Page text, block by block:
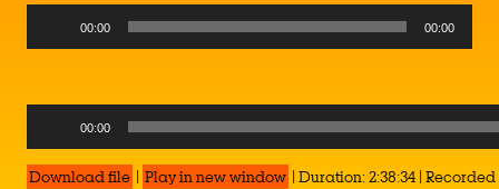
Player
00:00 00:00
00:00
Download file | Play in new window | Duration: 2:38:34 | Recorded